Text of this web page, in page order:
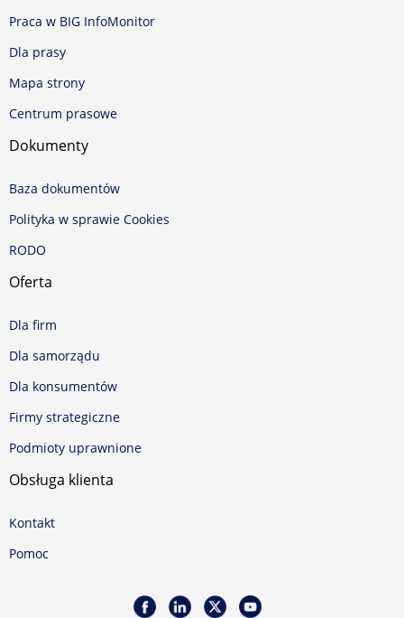
Praca w BIG InfoMonitor
Dla prasy
Mapa strony
Centrum prasowe
Dokumenty
Baza dokumentów
Polityka w sprawie Cookies
RODO
Oferta
Dla firm
Dla samorządu
Dla konsumentów
Firmy strategiczne
Podmioty uprawnione
Obsługa klienta
Kontakt
Pomoc